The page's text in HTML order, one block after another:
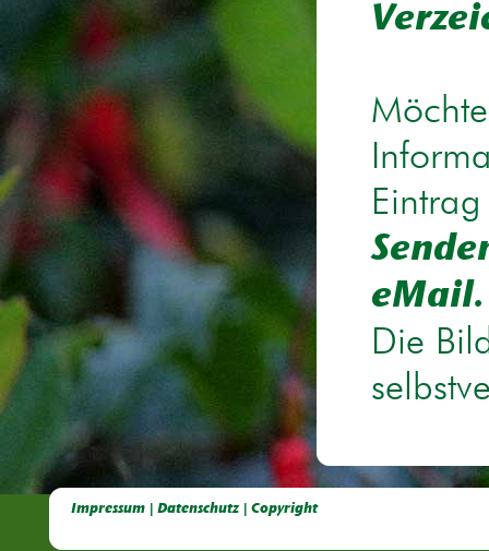
eMail.
Die
Impressum | Datenschutz | Copyright